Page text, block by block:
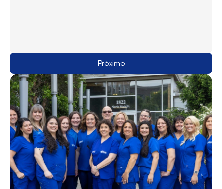
Próximo